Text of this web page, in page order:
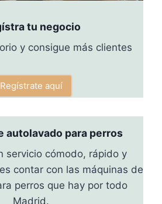
tu negocio
y consigue más clientes
Regístrate aquí
autolavado para perros
servicio cómodo, rápido y
contar con las máquinas de
perros que hay por todo
Madrid.